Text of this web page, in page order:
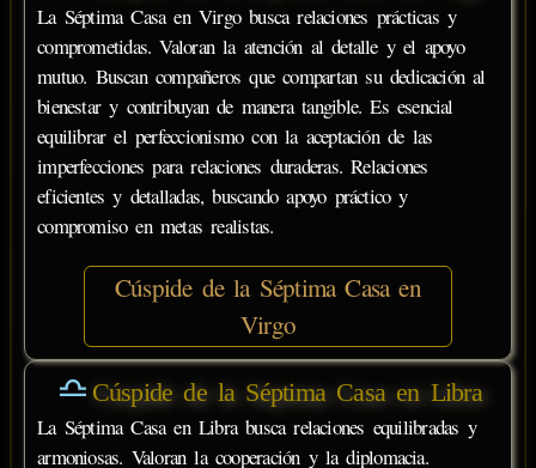
La Séptima Casa en Virgo busca relaciones prácticas y
comprometidas. Valoran la atención al detalle y el apoyo
mutuo. Buscan compañeros que compartan su dedicación al
bienestar y contribuyan de manera tangible. Es esencial
equilibrar el perfeccionismo con la aceptación de las
imperfecciones para relaciones duraderas. Relaciones
eficientes y detalladas, buscando apoyo práctico y
compromiso en metas realistas.
Cúspide de la Séptima Casa en
Virgo
Cúspide de la Séptima Casa en Libra
La Séptima Casa en Libra busca relaciones equilibradas y
armoniosas. Valoran la cooperación y la diplomacia.